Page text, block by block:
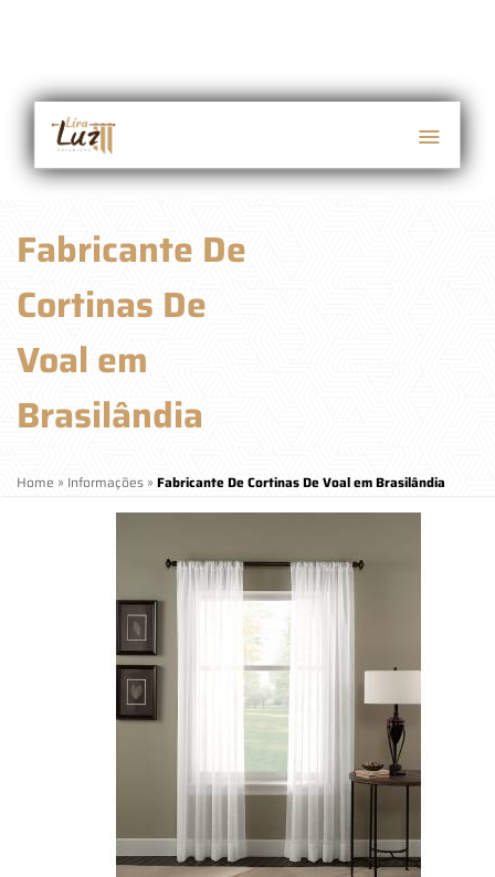
Fabricante De
Cortinas De
Voal em
Brasilândia
Home » Informações » Fabricante De Cortinas De Voal em Brasilândia